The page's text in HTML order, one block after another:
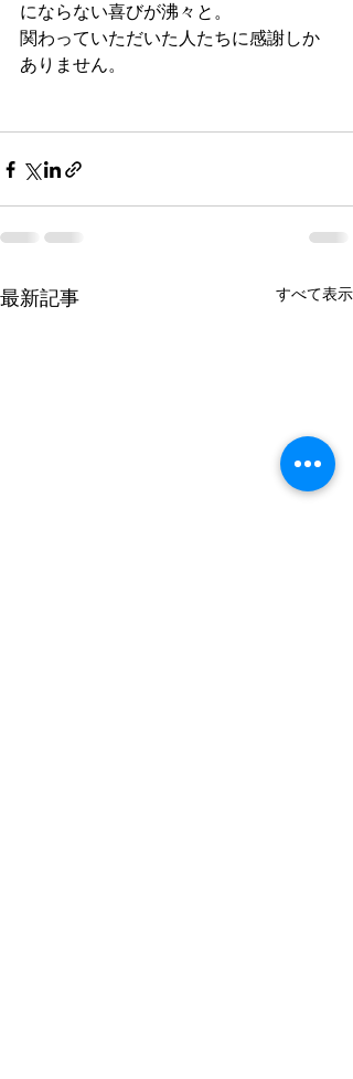
にならない喜びが沸々と。
関わっていただいた人たちに感謝しか
ありません。
最新記事 すべて表示